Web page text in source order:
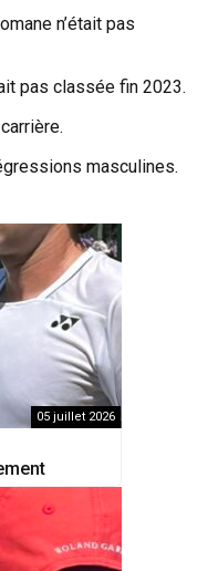
n’était pas
pas classée fin 2023.
masculines.
05 juillet 2026